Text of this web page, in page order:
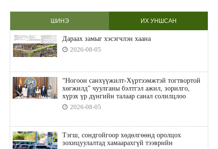
ШИНЭ ИХ УНШСАН
Дараах замыг хэсэгчлэн хаана
2026-08-05
“Ногоон санхүүжилт-Хүртээмжтэй тогтвортой
хөгжилд” чуулганы бэлтгэл ажил, зорилго,
хүрэх үр дүнгийн талаар санал солилцлоо
2026-08-05
Тэгш, сондгойгоор хөдөлгөөнд оролцох
зохицуулалтад хамаарахгүй тээврийн